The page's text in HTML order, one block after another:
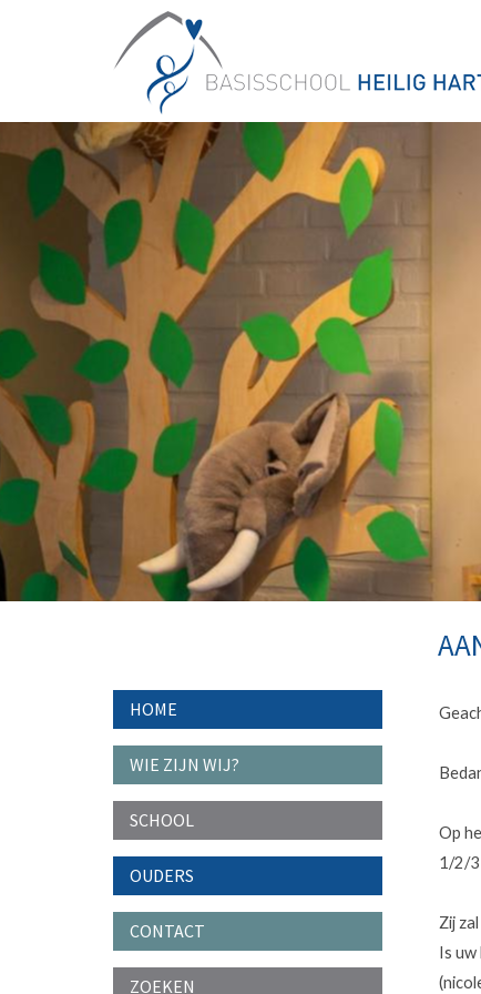
HOME
WIE ZIJN WIJ?
SCHOOL
OUDERS
CONTACT
ZOEKEN
Op
1/2/3
Zij
Is